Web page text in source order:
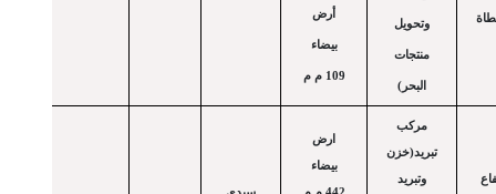
وتحويل
منتجات
البحر)
أرض
بيضاء
109 م م
مركب
تبريد(خزن
وتبريد
ارض
بيضاء